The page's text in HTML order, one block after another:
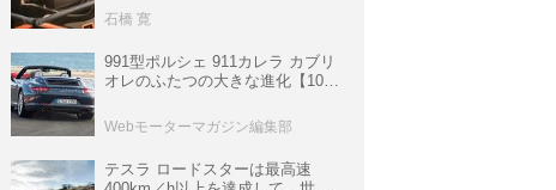
P900 プロトタイプ」とは
石橋 寛
991型ポルシェ 911カレラ カブリ
オレのふたつの大きな進化【10年
Webモーターマガジン編集部
テスラ ロードスターは最高速